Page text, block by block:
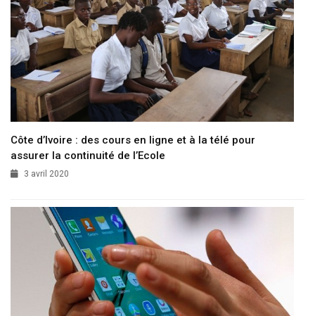
Côte d’Ivoire : des cours en ligne et à la télé pour
assurer la continuité de l’Ecole
3 avril 2020